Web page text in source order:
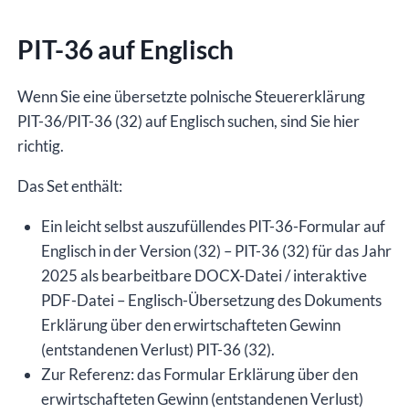
Sprache
das
Jahr
2025,
(32),
bearbeitbare
DOCX-
Datei
interaktive
PDF-
Datei
Menge
PIT-36 auf Englisch
Wenn Sie eine übersetzte polnische Steuererklärung
PIT-36/PIT-36 (32) auf Englisch suchen, sind Sie hier
richtig.
Das Set enthält:
Ein leicht selbst auszufüllendes PIT-36-Formular auf
Englisch in der Version (32) – PIT-36 (32) für das Jahr
2025 als bearbeitbare DOCX-Datei / interaktive
PDF-Datei – Englisch-Übersetzung des Dokuments
Erklärung über den erwirtschafteten Gewinn
(entstandenen Verlust) PIT-36 (32).
Zur Referenz: das Formular Erklärung über den
erwirtschafteten Gewinn (entstandenen Verlust)